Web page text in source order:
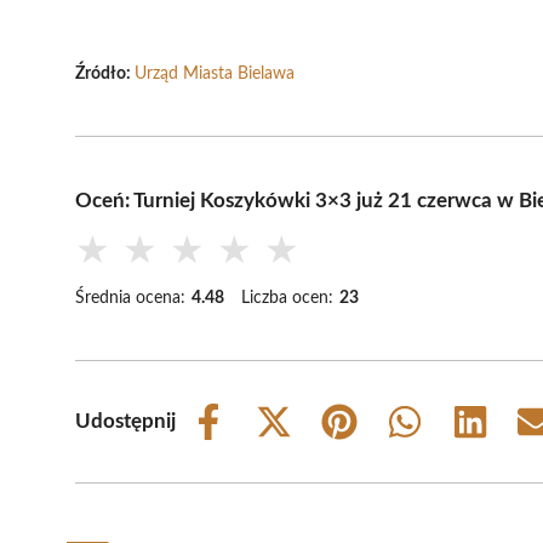
Źródło: Urząd Miasta Bielawa
Oceń: Turniej Koszykówki 3×3 już 21 czerwca w
★ ★ ★ ★ ★
Średnia ocena: 4.48 Liczba ocen: 23
Udostępnij
Share
Share
(Twitter)
Share
Share
Share